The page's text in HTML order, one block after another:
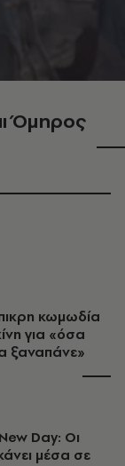
Όμηρος
κωμωδία
για «όσα
ξαναπάνε»
Day: Οι
μέσα σε